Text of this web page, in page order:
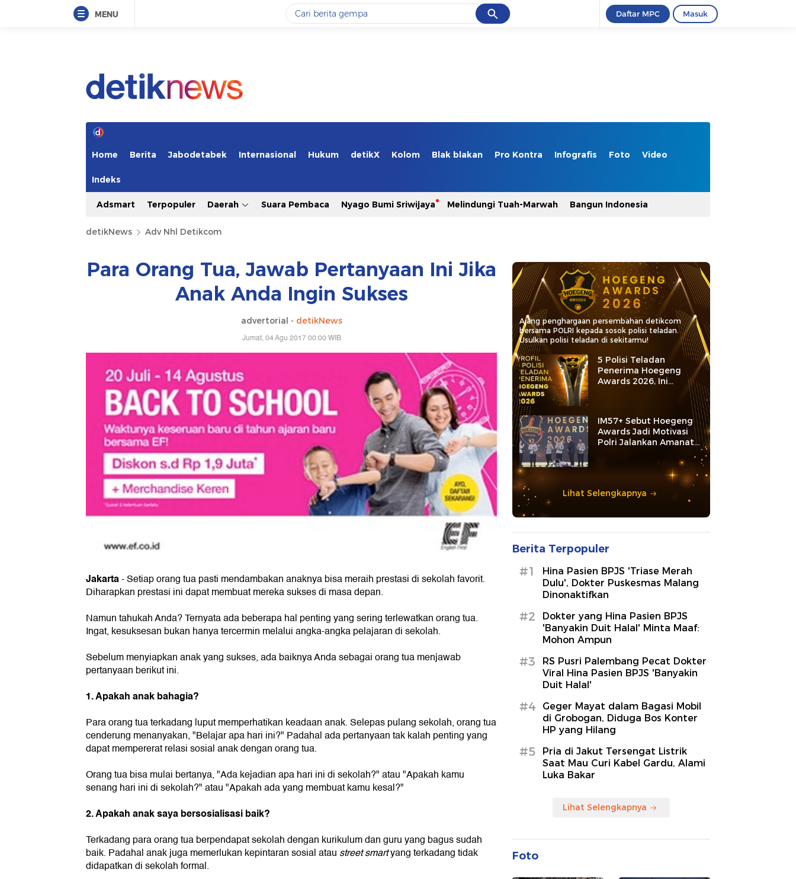
MENU Cancel
#4iran
Terakhir yang dicari
Daftar MPC Masuk
Home Berita Jabodetabek Internasional Hukum detikX Kolom Blak blakan Pro Kontra Infografis Foto Video
Indeks
Adsmart Terpopuler Daerah Suara Pembaca Nyago Bumi Sriwijaya Melindungi Tuah-Marwah Bangun Indonesia
detikNews Adv Nhl Detikcom
Para Orang Tua, Jawab Pertanyaan Ini Jika
Anak Anda Ingin Sukses
advertorial - detikNews
Jumat, 04 Agu 2017 00:00 WIB
Jakarta-Setiap orang tua pasti mendambakan anaknya bisa meraih prestasi di sekolah favorit.
Diharapkan prestasi ini dapat membuat mereka sukses di masa depan.
Namun tahukah Anda? Ternyata ada beberapa hal penting yang sering terlewatkan orang tua.
Ingat, kesuksesan bukan hanya tercermin melalui angka-angka pelajaran di sekolah.
Sebelum menyiapkan anak yang sukses, ada baiknya Anda sebagai orang tua menjawab
pertanyaan berikut ini.
1. Apakah anak bahagia?
Para orang tua terkadang luput memperhatikan keadaan anak. Selepas pulang sekolah, orang tua
cenderung menanyakan, "Belajar apa hari ini?" Padahal ada pertanyaan tak kalah penting yang
dapat mempererat relasi sosial anak dengan orang tua.
Orang tua bisa mulai bertanya, "Ada kejadian apa hari ini di sekolah?" atau "Apakah kamu
senang hari ini di sekolah?" atau "Apakah ada yang membuat kamu kesal?"
2. Apakah anak saya bersosialisasi baik?
Terkadang para orang tua berpendapat sekolah dengan kurikulum dan guru yang bagus sudah
baik. Padahal anak juga memerlukan kepintaran sosial atau street smartyang terkadang tidak
didapatkan di sekolah formal.
Ajang penghargaan persembahan detikcom
bersama POLRI kepada sosok polisi teladan.
Usulkan polisi teladan di sekitarmu!
5 Polisi Teladan
Penerima Hoegeng
Awards 2026, Ini
Kategori dan Kiprahnya
IM57+ Sebut Hoegeng
Awards Jadi Motivasi
Polri Jalankan Amanat
Lihat Selengkapnya
Berita Terpopuler
#1
Hina Pasien BPJS 'Triase Merah
Dulu', Dokter Puskesmas Malang
Dinonaktifkan
#2
Dokter yang Hina Pasien BPJS
'Banyakin Duit Halal' Minta Maaf:
Mohon Ampun
#3
RS Pusri Palembang Pecat Dokter
Viral Hina Pasien BPJS 'Banyakin
Duit Halal'
#4
Geger Mayat dalam Bagasi Mobil
di Grobogan, Diduga Bos Konter
HP yang Hilang
#5
Pria di Jakut Tersengat Listrik
Saat Mau Curi Kabel Gardu, Alami
Luka Bakar
Lihat Selengkapnya
Foto